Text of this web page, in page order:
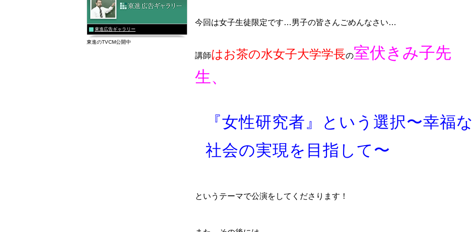
今回は女子生徒限定です…男子の皆さんごめんなさい…
講師はお茶の水女子大学学長の室伏きみ子先
生、
『女性研究者』という選択〜幸福な
社会の実現を目指して〜
というテーマで公演をしてくださります！
東進広告ギャラリー
東進のTVCM公開中